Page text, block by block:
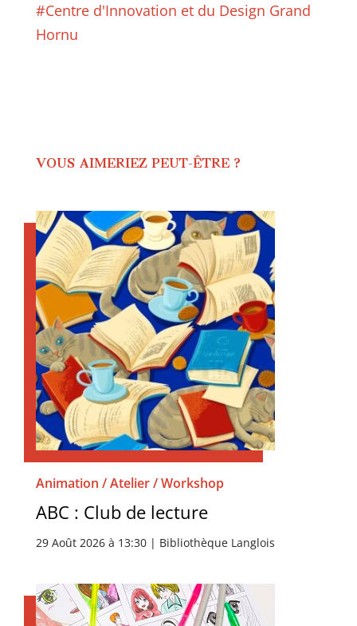
#Centre d'Innovation et du Design Grand
Hornu
VOUS AIMERIEZ PEUT-ÊTRE ?
Animation / Atelier / Workshop
ABC : Club de lecture
29 Août 2026 à 13:30 | Bibliothèque Langlois